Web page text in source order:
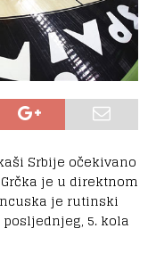
Srbije očekivano
je u direktnom
je rutinski
5. kola